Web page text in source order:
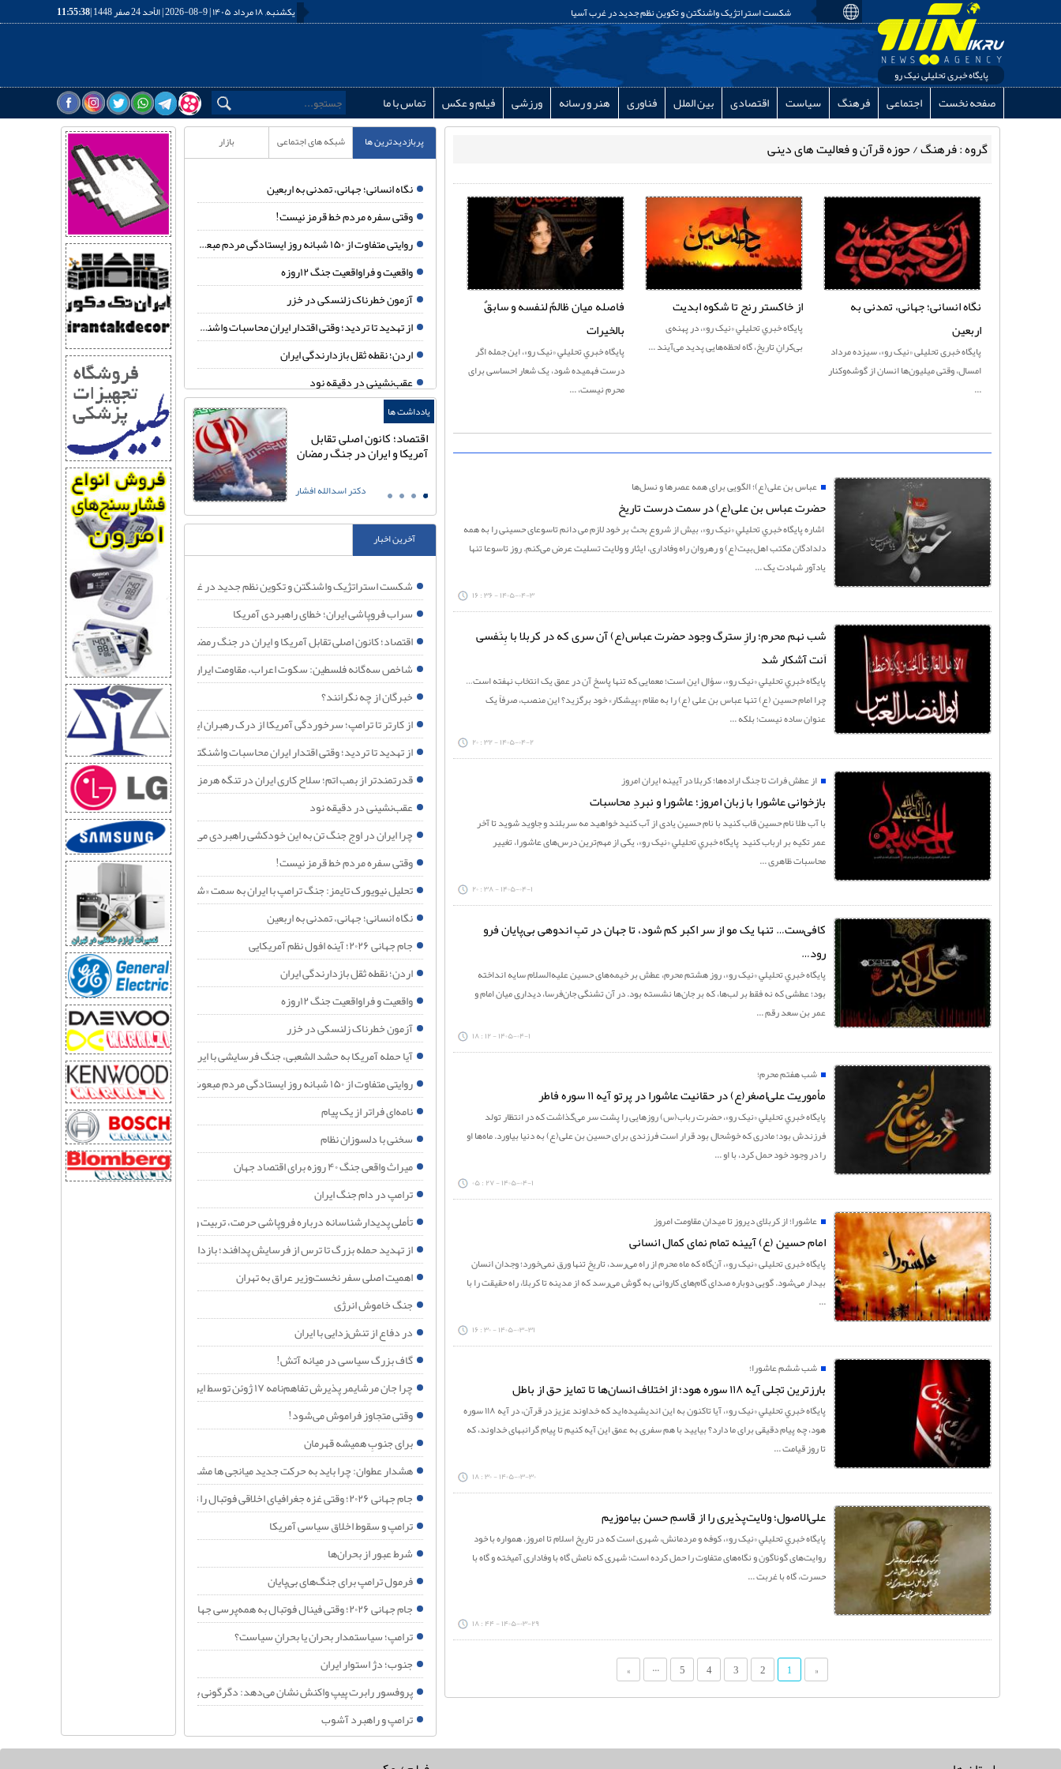
یکشنبه, ۱۸ مرداد ۱۴۰۵ | 9-08-2026 | الأحد 24 صفر 1448 | 11:55:39 شکست استراتژیک واشنگتن و تکوین نظم جدید در غرب آسیا
پایگاه خبری تحلیلی نیک رو
صفحه نخست اجتماعی فرهنگ سیاست اقتصادی بین الملل فناوری هنر و رسانه ورزشی فیلم و عکس تماس با ما
گروه : فرهنگ / حوزه قرآن و فعالیت های دینی
نگاه انسانی؛ جهانی، تمدنی به
اربعین
پايگاه خبری تحليلی «نيک رو»، سیزده مرداد
امسال، وقتی میلیون‌ها انسان از گوشه‌وکنار
...
از خاکستر رنج تا شکوه ابدیت
پايگاه خبري تحليلي «نيک رو»، در پهنه‌ی
بی‌کرانِ تاریخ، گاه لحظه‌هایی پدید می‌آیند ...
فاصله میان ظالمٌ لنفسه و سابقٌ
بالخیرات
پايگاه خبري تحليلي «نيک رو»، این جمله اگر
درست فهمیده شود، یک شعار احساسی برای
محرم نیست، ...
عباس بن علی(ع)؛ الگویی برای همه عصرها و نسل‌ها
حضرت عباس بن علی(ع) در سمت درست تاریخ
اشاره پايگاه خبري تحليلي «نيک رو»، بیش از شروع بحث بر خود لازم می دانم تاسوعای حسینی را به همه
دلدادگان مکتب اهل‌بیت(ع) و رهروان راه وفاداری، ایثار و ولایت تسلیت عرض می‌کنم. روز تاسوعا تنها
یادآور شهادت یک ...
۱۴۰۵-۰۴-۳ - ۳۶ : ۱۶
شب نهم محرم؛ رازِ سترگ وجود حضرت عباس(ع) آن سری که در کربلا با بِنَفسی
اَنت آشکار شد
پايگاه خبري تحليلي «نيک رو»، سؤال این است؛ معمایی که تنها پاسخ آن در عمق یک انتخاب نهفته است…
چرا امام حسین (ع) تنها عباس بن علی (ع) را به مقام «پیشکار» خود برگزید؟ این منصب، صرفاً یک
عنوان ساده نیست؛ بلکه ...
۱۴۰۵-۰۴-۲ - ۳۲ : ۲۰
از عطش فرات تا جنگ اراده‌ها؛ کربلا در آیینه ایران امروز
بازخوانی عاشورا با زبان امروز؛ عاشورا و نبردِ محاسبات
با آب طلا نام حسین قاب کنید با نام حسین یادی از آب کنید خواهید مه سربلند و جاوید شوید تا آخر
عمر تکیه بر ارباب کنید پايگاه خبري تحليلي «نيک رو»، یکی از مهم‌ترین درس‌های عاشورا، تغییر
محاسبات ظاهری ...
۱۴۰۵-۰۴-۱ - ۳۸ : ۲۰
کافی‌ست… تنها یک مو از سر اکبر کم شود، تا جهان در تبِ اندوهی بی‌پایان فرو
رود…
پايگاه خبري تحليلي «نيک رو»، روز هشتم محرم، عطش بر خیمه‌های حسین علیه‌السلام سایه انداخته
بود؛ عطشی که نه فقط بر لب‌ها، که بر جان‌ها نشسته بود. در آن تشنگی جان‌فرسا، دیداری میان امام و
عمر بن سعد رقم ...
۱۴۰۵-۰۴-۱ - ۱۲ : ۱۸
شب هفتم محرم؛
مأموریت علی‌اصغر(ع) در حقانیت عاشورا در پرتو آیه ۱۱ سوره فاطر
پايگاه خبري تحليلي «نيک رو»، حضرت رباب(س) روزهایی را پشت سر می‌گذاشت که در انتظار تولد
فرزندش بود؛ مادری که خوشحال بود قرار است فرزندی برای حسین بن علی(ع) به دنیا بیاورد. ماه‌ها او
را در وجود خود حمل کرد، با او ...
۱۴۰۵-۰۴-۱ - ۲۷ : ۰۵
عاشورا؛ از کربلای دیروز تا میدان مقاومت امروز
امام حسین (ع) آیینه تمام نمای کمال انسانی
پايگاه خبری تحليلی «نيک رو»، آن‌گاه که ماه محرم از راه می‌رسد، تاریخ تنها ورق نمی‌خورد؛ وجدان انسان
بیدار می‌شود. گویی دوباره صدای گام‌های کاروانی به گوش می‌رسد که از مدینه تا کربلا، راه حقیقت را با
...
۱۴۰۵-۰۳-۳۱ - ۳۰ : ۱۶
شب ششم عاشورا؛
بارزترین تجلی آیه ۱۱۸ سوره هود؛ از اختلاف انسان‌ها تا تمایز حق از باطل
پايگاه خبري تحليلي «نيک رو»، آیا تاکنون به این اندیشیده‌اید که خداوند عزیز در قرآن، در آیه ۱۱۸ سوره
هود، چه پیام دقیقی برای ما دارد؟ بیایید با هم سفری به عمق این آیه کنیم تا پیام گرانبهای خداوند، که
تا روز قیامت ...
۱۴۰۵-۰۳-۳۰ - ۳۰ : ۱۸
علی‌الاصول؛ ولایت‌پذیری را از قاسمِ حسن بیاموزیم
پايگاه خبري تحليلي «نيک رو»، کوفه و مردمانش، شهری است که در تاریخ اسلام تا امروز، همواره با خود
روایت‌های گوناگون و نگاه‌های متفاوت را حمل کرده است؛ شهری که نامش گاه با وفاداری آمیخته و گاه با
حسرت، گاه با غربت ...
۱۴۰۵-۰۳-۲۹ - ۴۴ : ۱۸
«
1
2
3
4
5
...
»
پربازدیدترین ها شبکه های اجتماعی بازار
نگاه انسانی؛ جهانی، تمدنی به اربعین
وقتی سفره مردم خط قرمز نیست!
روایتی متفاوت از ۱۵۰ شبانه روز ایستادگی مردم مبعوث شده
واقعیت و فراواقعیت جنگ ۱۲روزه
آزمون خطرناک زلنسکی در خزر
از تهدید تا تردید؛ وقتی اقتدار ایران محاسبات واشنگتن را تغییر داد
اردن؛ نقطه ثقل بازدارندگی ایران
عقب‌نشینی در دقیقه نود
خبرگان از چه نگرانند؟
اقتصاد؛ کانون اصلی تقابل آمریکا و ایران در جنگ رمضان
سراب فروپاشی ایران؛ خطای راهبردی آمریکا
ترامپ دوباره به پایین‌ترین رکورد محبوبیت خود رسید
هدف آمریکا تغییر حکومت ایران بود؛ شکست خورد
ایران تا ابد می‌ماند و هرگز شکست نمی‌خورد!
چرا اسرائیل به شکل مستقیم وارد درگیری‌های کنونی با ایران نشده؟
آیا حمله آمریکا به حشد الشعبی، جنگ فرسایشی با ایران را به یک جنگ منطقه‌ای تبدیل می‌کند؟
جام جهانی ۲۰۲۶؛ آینه افول نظم آمریکایی
چرا ایران در اوج جنگ تن به این خودکشی راهبردی می‌دهد؟
قدرتمندتر از بمب اتم؛ سلاح کاری ایران در تنگه هرمز
یادداشت ها
سراب فروپاشی ایران؛ خطای
راهبردی آمریکا
دکتر اسدالله افشار
اقتصاد؛ کانون اصلی تقابل
آمریکا و ایران در جنگ رمضان
دکتر اسدالله افشار
شاخص سه‌گانه فلسطین:
سکوت اعراب، مقاومت ایران،
آخرین اخبار
شکست استراتژیک واشنگتن و تکوین نظم جدید در غرب آسیا
سراب فروپاشی ایران؛ خطای راهبردی آمریکا
اقتصاد؛ کانون اصلی تقابل آمریکا و ایران در جنگ رمضان
شاخص سه‌گانه فلسطین: سکوت اعراب، مقاومت ایران، بیداری جهان
خبرگان از چه نگرانند؟
از کارتر تا ترامپ؛ سرخوردگی آمریکا از درک رهبران ایران
از تهدید تا تردید؛ وقتی اقتدار ایران محاسبات واشنگتن را تغییر داد
قدرتمندتر از بمب اتم؛ سلاح کاری ایران در تنگه هرمز
عقب‌نشینی در دقیقه نود
چرا ایران در اوج جنگ تن به این خودکشی راهبردی می‌دهد؟
وقتی سفره مردم خط قرمز نیست!
تحلیل نیویورک تایمز: جنگ ترامپ با ایران به سمت «شکست راهبردی» پیش می‌رود
نگاه انسانی؛ جهانی، تمدنی به اربعین
جام جهانی ۲۰۲۶؛ آینه افول نظم آمریکایی
اردن؛ نقطه ثقل بازدارندگی ایران
واقعیت و فراواقعیت جنگ ۱۲روزه
آزمون خطرناک زلنسکی در خزر
آیا حمله آمریکا به حشد الشعبی، جنگ فرسایشی با ایران را به یک جنگ منطقه‌ای تبدیل می‌کند؟
روایتی متفاوت از ۱۵۰ شبانه روز ایستادگی مردم مبعوث شده
نامه‌ای فراتر از یک پیام
سخنی با دلسوزان نظام
میراث واقعی جنگ ۴۰ روزه برای اقتصاد جهان
ترامپ در دام جنگ ایران
تأملی پدیدارشناسانه درباره فروپاشی حرمت، تربیت و نسبت نسل‌ها در عصر فردگرایی
از تهدید حمله بزرگ تا ترس از فرسایش پدافند؛ بازدارندگی جدید ایران در برابر آمریکا
اهمیت اصلی سفر نخست‌وزیر عراق به تهران
جنگ خاموش انرژی
در دفاع از تنش‌زدایی با ایران
گاف بزرگ سیاسی در میانه آتش!
چرا جان مرشایمر پذیرش تفاهم‌نامه ۱۷ ژوئن توسط ایران را یک «خطای محاسباتی راهبردی» می‌داند؟+فیلم
وقتی متجاوز فراموش می‌شود!
برای جنوبِ همیشه قهرمان
هشدار عطوان: چرا باید به حرکت جدید میانجی ها مشکوک باشیم؟
جام جهانی ۲۰۲۶؛ وقتی غزه جغرافیای اخلاقی فوتبال را تغییر داد
ترامپ و سقوط اخلاق سیاسی آمریکا
شرط عبور از بحران‌ها
فرمول ترامپ برای جنگ‌های بی‌پایان
جام جهانی ۲۰۲۶؛ وقتی فینال فوتبال به همه‌پرسی جهانی درباره فلسطین تبدیل می شود
ترامپ؛ سیاستمدار بحران یا بحرانِ سیاست؟
جنوب؛ دژ استوار ایران
پروفسور رابرت پیپ واکنش نشان می‌دهد: دگرگونی بنیادین در معماری قدرت خاورمیانه+فیلم
ترامپ و راهبرد آشوب